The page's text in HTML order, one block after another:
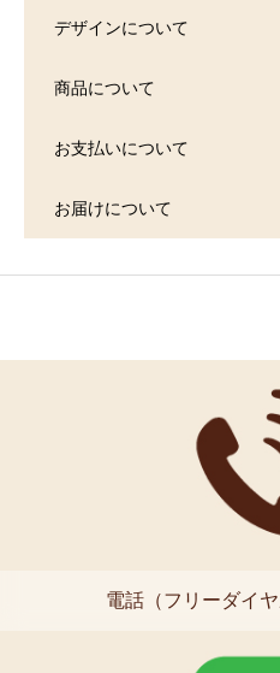
デザインについて
商品について
お支払いについて
お届けについて
電話（フリーダイ